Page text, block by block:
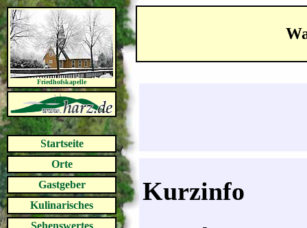
Friedhofskapelle
Startseite
Orte
Gastgeber
Kulinarisches
Sehenswertes
Kurzinfo